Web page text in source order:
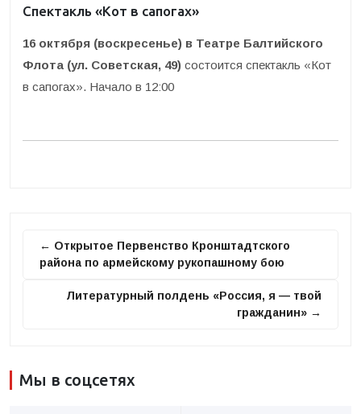
Спектакль «Кот в сапогах»
16 октября (воскресенье) в Театре Балтийского
Флота (ул. Советская, 49) состоится спектакль «Кот
в сапогах». Начало в 12:00
← Открытое Первенство Кронштадтского
района по армейскому рукопашному бою
Литературный полдень «Россия, я — твой
гражданин» →
Мы в соцсетях